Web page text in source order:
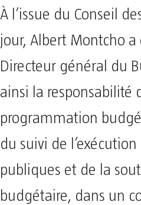
À l’issue du Conseil
jour, Albert Montcho
Directeur général du
ainsi la responsabilité
programmation
du suivi de
publiques et de la
budgétaire, dans un